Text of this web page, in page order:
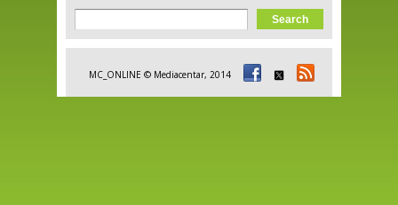
Search form
Search
MC_ONLINE © Mediacentar, 2014